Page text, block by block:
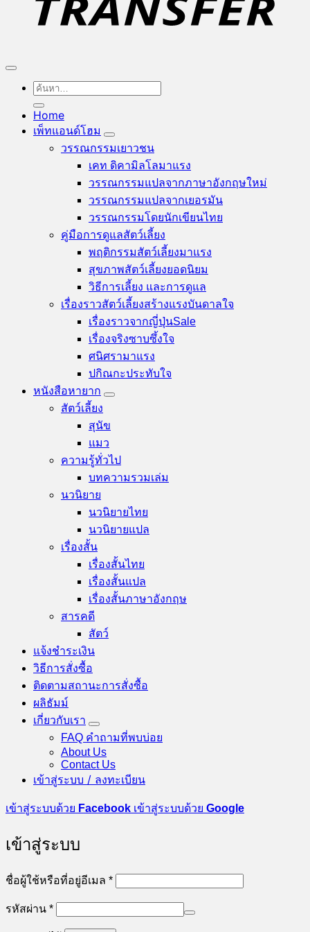
ค้นหา:
Home
เพ็ทแอนด์โฮม
วรรณกรรมเยาวชน
เคท ดิคามิลโล
วรรณกรรมแปลจากภาษาอังกฤษ
วรรณกรรมแปลจากเยอรมัน
วรรณกรรมโดยนักเขียนไทย
คู่มือการดูแลสัตว์เลี้ยง
พฤติกรรมสัตว์เลี้ยง
สุขภาพสัตว์เลี้ยง
วิธีการเลี้ยง และการดูแล
เรื่องราวสัตว์เลี้ยงสร้างแรงบันดาลใจ
เรื่องราวจากญี่ปุ่น
เรื่องจริงซาบซึ้งใจ
ศนิศรา
ปกิณกะประทับใจ
หนังสือหายาก
สัตว์เลี้ยง
สุนัข
แมว
ความรู้ทั่วไป
บทความรวมเล่ม
นวนิยาย
นวนิยายไทย
นวนิยายแปล
เรื่องสั้น
เรื่องสั้นไทย
เรื่องสั้นแปล
เรื่องสั้นภาษาอังกฤษ
สารคดี
สัตว์
แจ้งชำระเงิน
วิธีการสั่งซื้อ
ติดตามสถานะการสั่งซื้อ
ผลิธัมม์
เกี่ยวกับเรา
FAQ คำถามที่พบบ่อย
About Us
Contact Us
เข้าสู่ระบบ / ลงทะเบียน
เข้าสู่ระบบด้วย Facebook เข้าสู่ระบบด้วย Google
เข้าสู่ระบบ
ชื่อผู้ใช้หรือที่อยู่อีเมล *ต้องการ
รหัสผ่าน *ต้องการ